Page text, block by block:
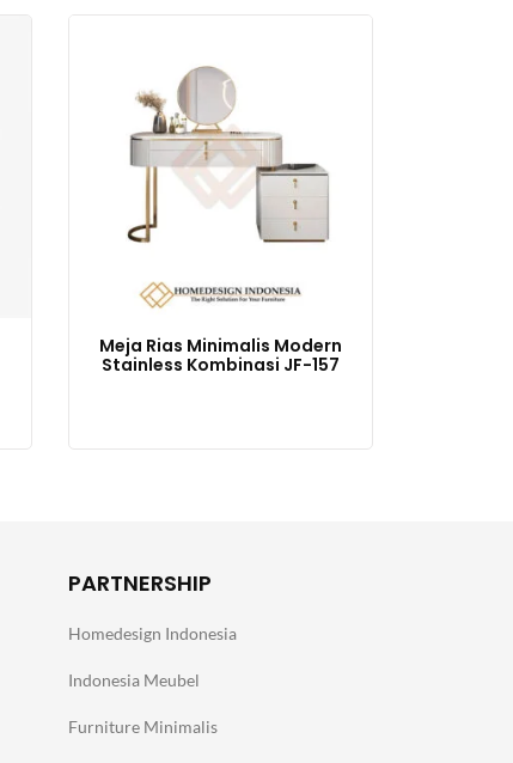
Meja Rias Minimalis Modern
Stainless Kombinasi JF-157
PARTNERSHIP
Homedesign Indonesia
Indonesia Meubel
Furniture Minimalis